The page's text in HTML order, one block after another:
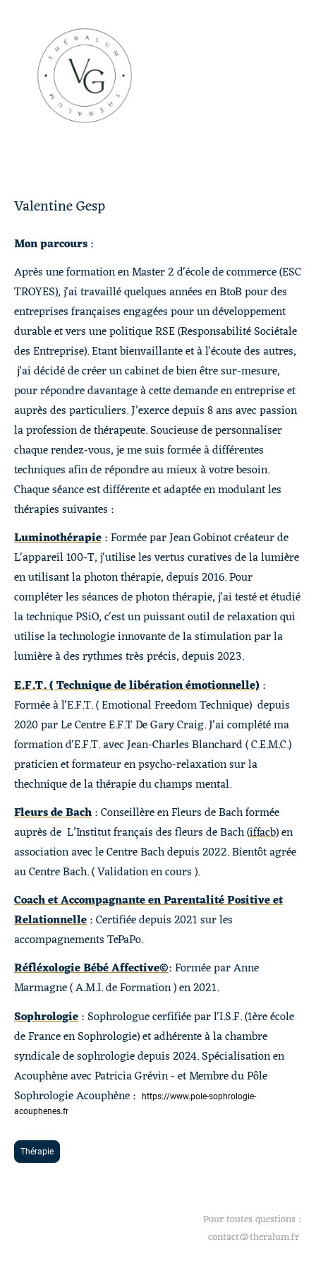
Valentine Gesp
Mon parcours:
Après une formation en Master 2 d'école de commerce (ESC
TROYES), j'ai travaillé quelques années en BtoB pour des
entreprises françaises engagées pour un développement
durable et vers une politique RSE (Responsabilité Sociétale
des Entreprise). Etant bienvaillante et à l'écoute des autres,
j'ai décidé de créer un cabinet de bien être sur-mesure,
pour répondre davantage à cette demande en entreprise et
auprès des particuliers. J’exerce depuis 8 ans avec passion
la profession de thérapeute. Soucieuse de personnaliser
chaque rendez-vous, je me suis formée à différentes
techniques afin de répondre au mieux à votre besoin.
Chaque séance est différente et adaptée en modulant les
thérapies suivantes :
Luminothérapie: Formée par Jean Gobinot créateur de
L'appareil 100-T, j'utilise les vertus curatives de la lumière
en utilisant la photon thérapie, depuis 2016. Pour
compléter les séances de photon thérapie, j'ai testé et étudié
la technique PSiO, c'est un puissant outil de relaxation qui
utilise la technologie innovante de la stimulation par la
lumière à des rythmes très précis, depuis 2023.
E.F.T. ( Technique de libération émotionnelle):
Formée à l'E.F.T. ( Emotional Freedom Technique) depuis
2020 par Le Centre E.F.T De Gary Craig. J'ai complété ma
formation d'E.F.T. avec Jean-Charles Blanchard ( C.E.M.C.)
praticien et formateur en psycho-relaxation sur la
thechnique de la thérapie du champs mental.
Fleurs de Bach: Conseillère en Fleurs de Bach formée
auprès de L’Institut français des fleurs de Bach (iffacb)en
association avec le Centre Bach depuis 2022. Bientôt agrée
au Centre Bach. ( Validation en cours ).
Coach et Accompagnante en Parentalité Positive et
Relationnelle: Certifiée depuis 2021 sur les
accompagnements TePaPo.
Réfléxologie Bébé Affective©: Formée par Anne
Marmagne ( A.M.I. de Formation ) en 2021.
Sophrologie: Sophrologue cerfifiée par l'I.S.F. (1ère école
de France en Sophrologie) et adhérente à la chambre
syndicale de sophrologie depuis 2024. Spécialisation en
Acouphène avec Patricia Grévin - et Membre du Pôle
Sophrologie Acouphène :
https://www.pole-sophrologie-
acouphenes.fr
Thérapie
Pour toutes questions :
contact@theralum.fr